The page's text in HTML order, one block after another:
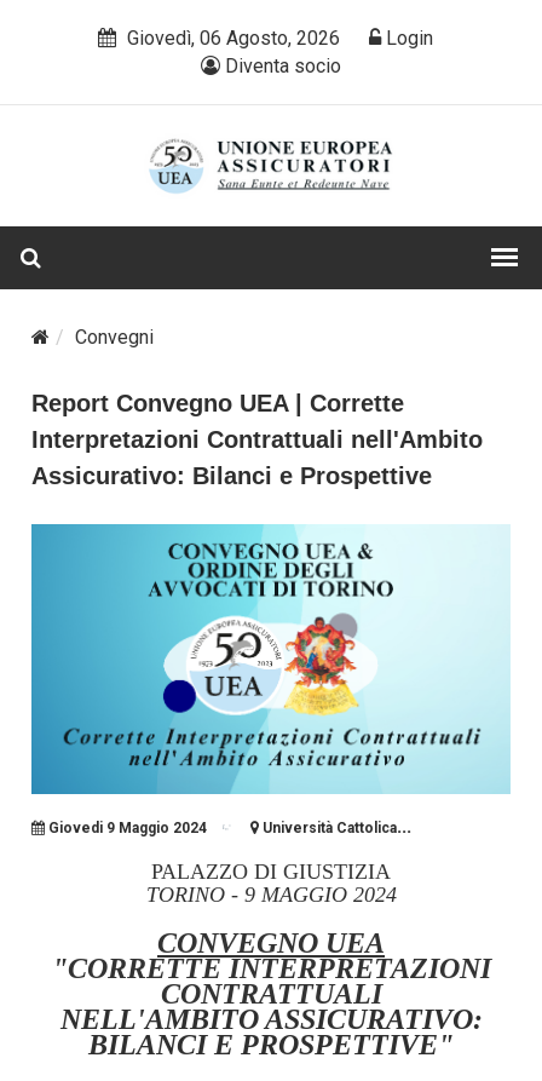
Giovedì, 06 Agosto, 2026
Login
Diventa socio
Convegni
Report Convegno UEA | Corrette
Interpretazioni Contrattuali nell'Ambito
Assicurativo: Bilanci e Prospettive
Giovedi 9 Maggio 2024 Università Cattolica...
PALAZZO DI GIUSTIZIA
TORINO - 9 MAGGIO 2024
CONVEGNO UEA
"CORRETTE INTERPRETAZIONI
CONTRATTUALI
NELL'AMBITO ASSICURATIVO:
BILANCI E PROSPETTIVE"